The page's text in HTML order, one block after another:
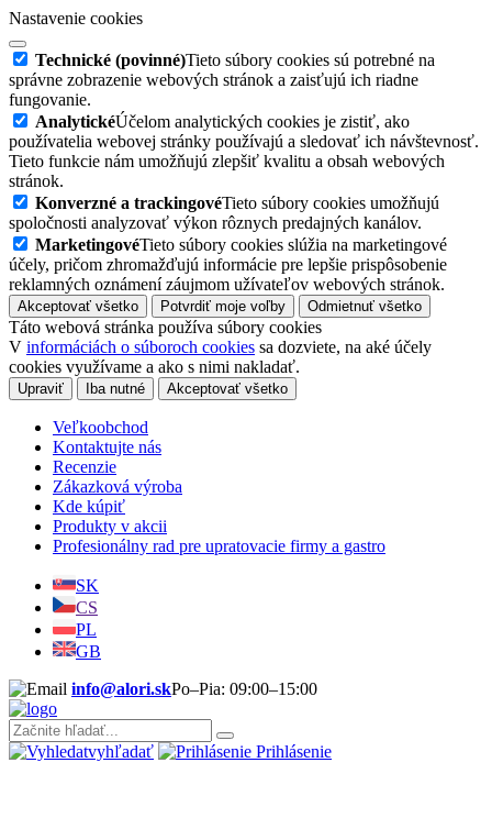
Nastavenie cookies
Technické (povinné)Tieto súbory cookies sú potrebné na
správne zobrazenie webových stránok a zaisťujú ich riadne
fungovanie.
AnalytickéÚčelom analytických cookies je zistiť, ako
používatelia webovej stránky používajú a sledovať ich návštevnosť.
Tieto funkcie nám umožňujú zlepšiť kvalitu a obsah webových
stránok.
Konverzné a trackingovéTieto súbory cookies umožňujú
spoločnosti analyzovať výkon rôznych predajných kanálov.
MarketingovéTieto súbory cookies slúžia na marketingové
účely, pričom zhromažďujú informácie pre lepšie prispôsobenie
reklamných oznámení záujmom užívateľov webových stránok.
Akceptovať všetko Potvrdiť moje voľby Odmietnuť všetko
Táto webová stránka používa súbory cookies
V informáciách o súboroch cookies sa dozviete, na aké účely
cookies využívame a ako s nimi nakladať.
Upraviť Iba nutné Akceptovať všetko
Veľkoobchod
Kontaktujte nás
Recenzie
Zákazková výroba
Kde kúpiť
Produkty v akcii
Profesionálny rad pre upratovacie firmy a gastro
SK
CS
PL
GB
info@alori.skPo–Pia: 09:00–15:00
vyhľadať Prihlásenie